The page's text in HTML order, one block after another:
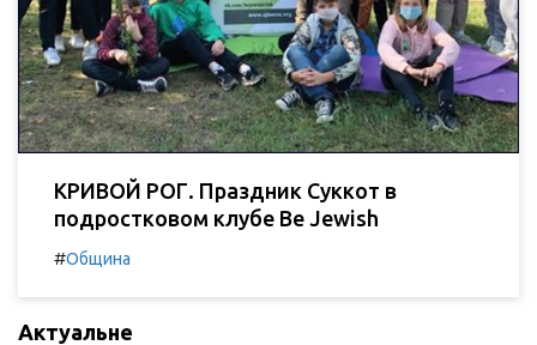
КРИВОЙ РОГ. Праздник Суккот в
подростковом клубе Be Jewish
#Община
Актуальне